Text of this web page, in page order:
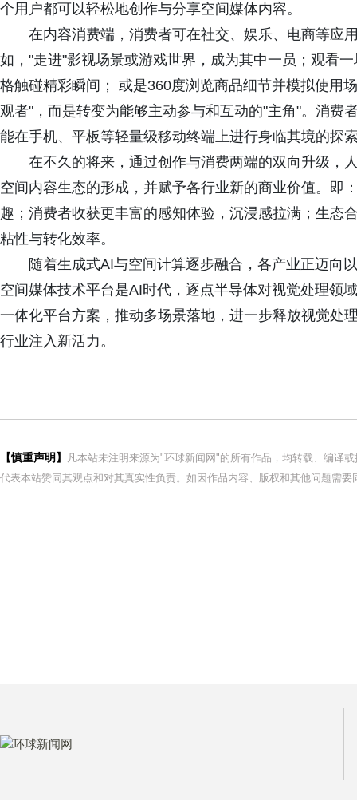
个用户都可以轻松地创作与分享空间媒体内容。
在内容消费端，消费者可在社交、娱乐、电商等应
如，"走进"影视场景或游戏世界，成为其中一员；观看
格触碰精彩瞬间； 或是360度浏览商品细节并模拟使用
观者"，而是转变为能够主动参与和互动的"主角"。消费
能在手机、平板等轻量级移动终端上进行身临其境的探
在不久的将来，通过创作与消费两端的双向升级，
空间内容生态的形成，并赋予各行业新的商业价值。即
趣；消费者收获更丰富的感知体验，沉浸感拉满；生态
粘性与转化效率。
随着生成式AI与空间计算逐步融合，各产业正迈向
空间媒体技术平台是AI时代，逐点半导体对视觉处理领
一体化平台方案，推动多场景落地，进一步释放视觉处
行业注入新活力。
【慎重声明】
凡本站未注明来源为"环球新闻网"的所有作品，均转载、编译
代表本站赞同其观点和对其真实性负责。如因作品内容、版权和其他问题需